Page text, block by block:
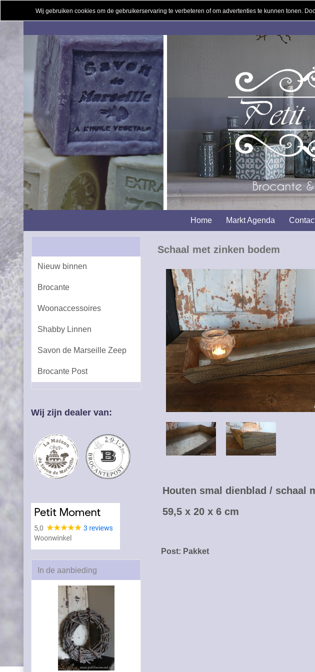
Home Markt Agenda
Nieuw binnen
Brocante
Woonaccessoires
Shabby Linnen
Savon de Marseille Zeep
Brocante Post
Wij zijn dealer van:
In de aanbieding
Schaal met zinken bodem
Houten smal dienblad / schaal
59,5 x 20 x 6 cm
Post: Pakket
Wij gebruiken cookies om de gebruikerservaring te verbeteren of om advertenties te kunnen tonen.